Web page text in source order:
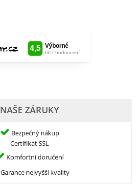
NAŠE ZÁRUKY
Bezpečný nákup
Certifikát SSL
Komfortní doručení
Garance nejvyšší kvality